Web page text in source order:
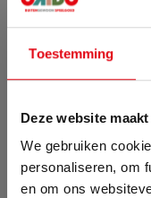
Toestemming
Deze website
We gebruiken
personaliseren, om
en om ons